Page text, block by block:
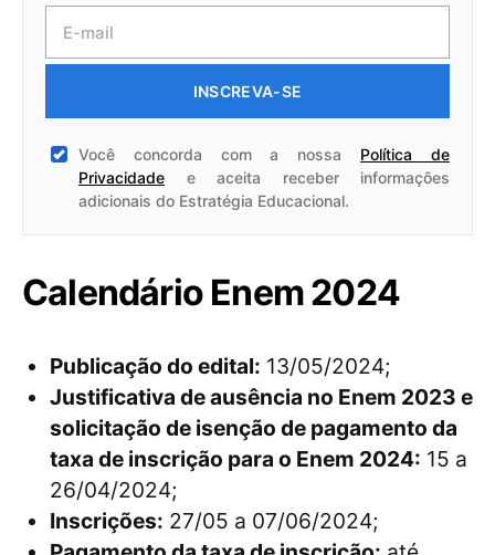
INSCREVA-SE
Você concorda com a nossa Política de
Privacidade e aceita receber informações
adicionais do Estratégia Educacional.
Calendário Enem 2024
Publicação do edital: 13/05/2024;
Justificativa de ausência no Enem 2023 e
solicitação de isenção de pagamento da
taxa de inscrição para o Enem 2024: 15 a
26/04/2024;
Inscrições: 27/05 a 07/06/2024;